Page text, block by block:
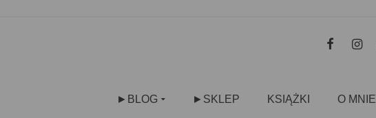
►BLOG ►SKLEP KSIĄŻKI O MNIE